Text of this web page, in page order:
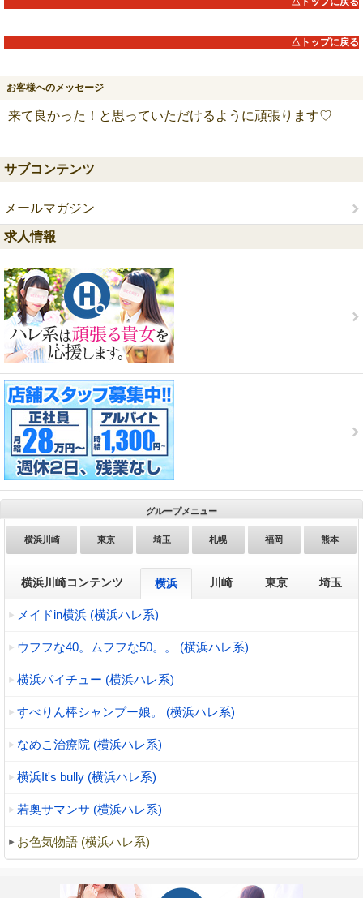
△トップに戻る
お客様へのメッセージ
来て良かった！と思っていただけるように頑張ります♡
サブコンテンツ
メールマガジン
求人情報
グループメニュー
横浜川崎 東京 埼玉 札幌 福岡 熊本
横浜川崎コンテンツ 横浜 川崎 東京 埼玉
メイドin横浜 (横浜ハレ系)
ウフフな40。ムフフな50。。 (横浜ハレ系)
横浜パイチュー (横浜ハレ系)
すべりん棒シャンプー娘。 (横浜ハレ系)
なめこ治療院 (横浜ハレ系)
横浜It's bully (横浜ハレ系)
若奥サマンサ (横浜ハレ系)
お色気物語 (横浜ハレ系)